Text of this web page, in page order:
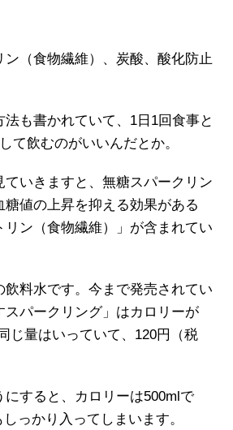
（食物繊維）、炭酸、酸化防止
法も書かれていて、1日1回食事と
て飲むのがいいんだとか。
ていきますと、無糖スパークリン
糖値の上昇を抑える効果がある
リン（食物繊維）」が含まれてい
飲料水です。今まで発売されてい
スパークリング」はカロリーが
じ量はいっていて、120円（税
にすると、カロリーは500mlで
っかり入ってしまいます。